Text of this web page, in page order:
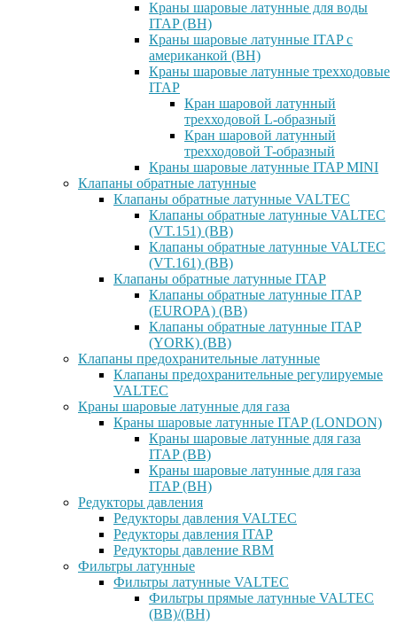
Краны шаровые латунные для воды
ITAP (ВН)
Краны шаровые латунные ITAP с
американкой (ВН)
Краны шаровые латунные трехходовые
ITAP
Кран шаровой латунный
трехходовой L-образный
Кран шаровой латунный
трехходовой T-образный
Краны шаровые латунные ITAP MINI
Клапаны обратные латунные
Клапаны обратные латунные VALTEC
Клапаны обратные латунные VALTEC
(VT.151) (ВВ)
Клапаны обратные латунные VALTEC
(VT.161) (ВВ)
Клапаны обратные латунные ITAP
Клапаны обратные латунные ITAP
(EUROPA) (ВВ)
Клапаны обратные латунные ITAP
(YORK) (ВВ)
Клапаны предохранительные латунные
Клапаны предохранительные регулируемые
VALTEC
Краны шаровые латунные для газа
Краны шаровые латунные ITAP (LONDON)
Краны шаровые латунные для газа
ITAP (ВВ)
Краны шаровые латунные для газа
ITAP (ВН)
Редукторы давления
Редукторы давления VALTEC
Редукторы давления ITAP
Редукторы давление RBM
Фильтры латунные
Фильтры латунные VALTEC
Фильтры прямые латунные VALTEC
(ВВ)/(ВН)